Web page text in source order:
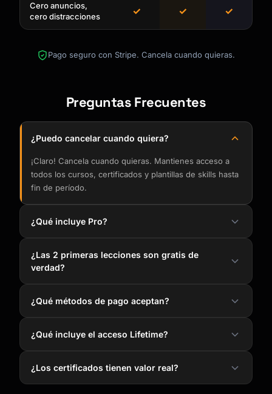
Cero anuncios,
cero distracciones
✓ ✓ ✓
Pago seguro con Stripe. Cancela cuando quieras.
Preguntas Frecuentes
¿Puedo cancelar cuando quiera?
¡Claro! Cancela cuando quieras. Mantienes acceso a
todos los cursos, certificados y plantillas de skills hasta
fin de período.
¿Qué incluye Pro?
¿Las 2 primeras lecciones son gratis de
verdad?
¿Qué métodos de pago aceptan?
¿Qué incluye el acceso Lifetime?
¿Los certificados tienen valor real?